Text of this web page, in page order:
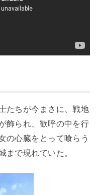
たちが今まさに、戦地
飾られ、歓呼の中を行
の心臓をとって喰らう
で現れていた。